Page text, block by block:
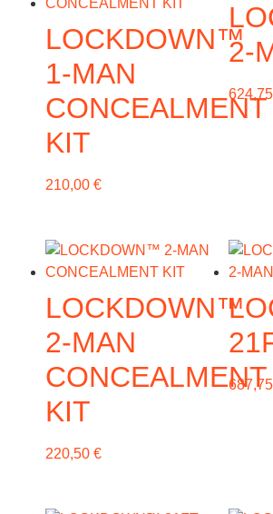
LOCKDOWN™
1-MAN
CONCEALMENT
KIT
210,00 €
2-
624,75
LOCKDOWN™
2-MAN
CONCEALMENT
KIT
220,50 €
687,75